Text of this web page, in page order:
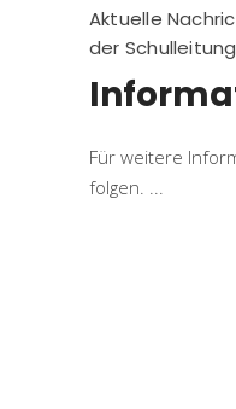
Aktuelle
der Schulleitung
Für weitere
folgen.